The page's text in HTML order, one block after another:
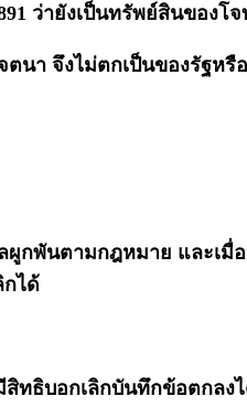
ว่ายังเป็นทรัพย์สินของโจ
นา จึงไม่ตกเป็นของรัฐหรือ
กพันตามกฎหมาย และเมื่อ
ได้
ทธิบอกเลิกบันทึกข้อตกลง